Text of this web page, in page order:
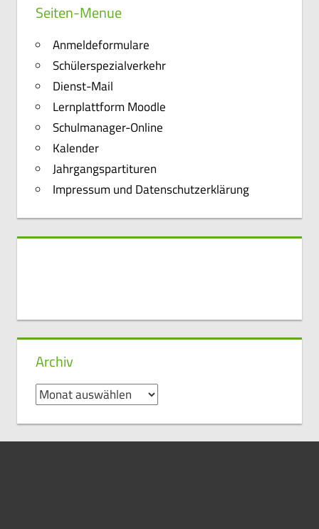
Seiten-Menue
Anmeldeformulare
Schülerspezialverkehr
Dienst-Mail
Lernplattform Moodle
Schulmanager-Online
Kalender
Jahrgangspartituren
Impressum und Datenschutzerklärung
Archiv
Archiv